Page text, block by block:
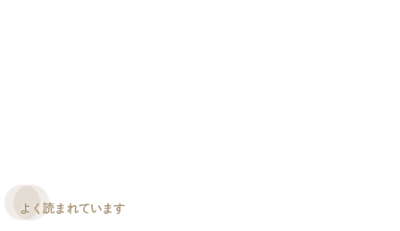
よく読まれています